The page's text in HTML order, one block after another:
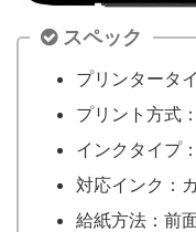
スペック
プリンタータ
プリント方式
インクタイプ
対応インク：
給紙方法：前